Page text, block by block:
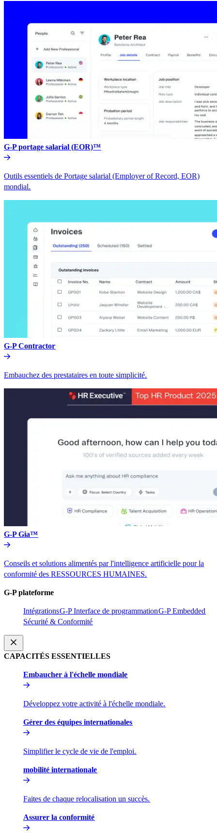
G-P portage salarial (EOR)™​​
Outils essentiels de Portage salarial (Employer of Record, EOR)
mondial.​​
G-P Contractor​​
Embauchez des prestataires en toute simplicité.​​
G-P Gia™​​
Conseils et solutions alimentés par l'intelligence artificielle pour la
conformité des RESSOURCES HUMAINES.​​
G-P plateforme​​
Intégrations​​G-P Interface de programmation​​G-P Embedded​​
Sécurité & Conformité​​
CAPACITÉS ESSENTIELLES​​
Embaucher à l'échelle mondiale​​
Développez votre activité à l'échelle mondiale.​​
Gérer des équipes internationales​​
Simplifier le cycle de vie de l'emploi.​​
mobilité internationale​​
Faites de chaque relocalisation un succès.​​
Assurer la conformité​​